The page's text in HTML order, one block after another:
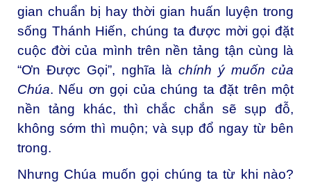
gian chuẩn bị hay thời gian huấn luyện trong
sống Thánh Hiến, chúng ta được mời gọi đặt
cuộc đời của mình trên nền tảng tận cùng là
“Ơn Được Gọi”, nghĩa là chính ý muốn của
Chúa. Nếu ơn gọi của chúng ta đặt trên một
nền tảng khác, thì chắc chắn sẽ sụp đỗ,
không sớm thì muộn; và sụp đổ ngay từ bên
trong.
Nhưng Chúa muốn gọi chúng ta từ khi nào?